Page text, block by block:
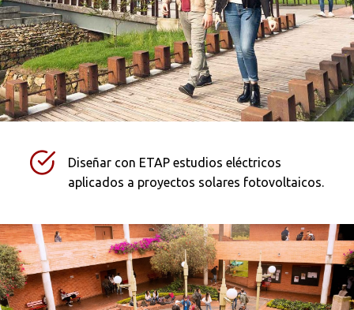
Diseñar con ETAP estudios eléctricos
aplicados a proyectos solares fotovoltaicos.